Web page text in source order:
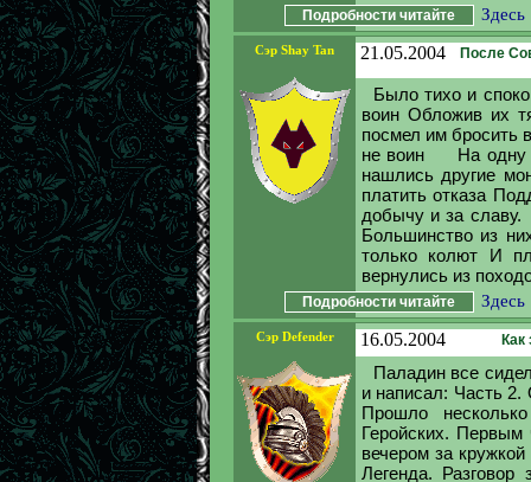
Подробности читайте Здесь
Сэр Shay Tan 21.05.2004 После
Было тихо и
воин Обложив их
посмел им бросить
не воин На одну
нашлись другие
платить отказа
добычу и за
Большинство из
только колют И
вернулись из
Подробности читайте Здесь
Сэр Defender 16.05.2004 Как
Паладин все
и написал: Часть
Прошло
Геройских.
вечером за
Легенда.